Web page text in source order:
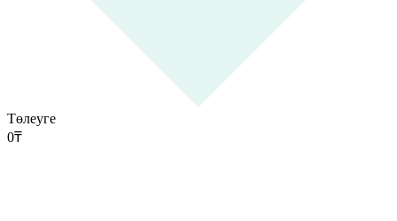
Төлеуге
0₸